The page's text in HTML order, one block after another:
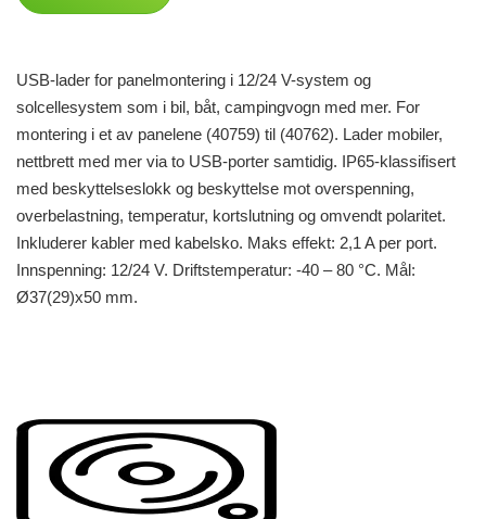
USB-lader for panelmontering i 12/24 V-system og
solcellesystem som i bil, båt, campingvogn med mer. For
montering i et av panelene (40759) til (40762). Lader mobiler,
nettbrett med mer via to USB-porter samtidig. IP65-klassifisert
med beskyttelseslokk og beskyttelse mot overspenning,
overbelastning, temperatur, kortslutning og omvendt polaritet.
Inkluderer kabler med kabelsko. Maks effekt: 2,1 A per port.
Innspenning: 12/24 V. Driftstemperatur: -40 – 80 °C. Mål:
Ø37(29)x50 mm.